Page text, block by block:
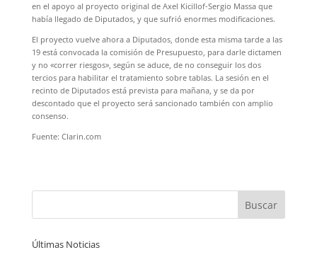
en el apoyo al proyecto original de Axel Kicillof-Sergio Massa que
había llegado de Diputados, y que sufrió enormes modificaciones.
El proyecto vuelve ahora a Diputados, donde esta misma tarde a las
19 está convocada la comisión de Presupuesto, para darle dictamen
y no «correr riesgos», según se aduce, de no conseguir los dos
tercios para habilitar el tratamiento sobre tablas. La sesión en el
recinto de Diputados está prevista para mañana, y se da por
descontado que el proyecto será sancionado también con amplio
consenso.
Fuente: Clarin.com
Últimas Noticias